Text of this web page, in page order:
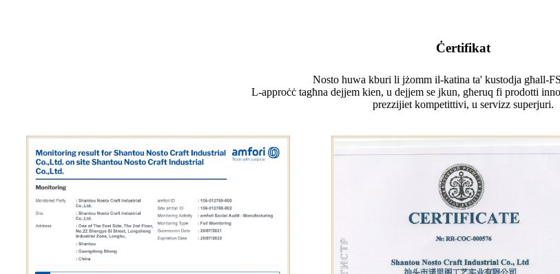
Ċertifikat
Nosto huwa kburi li jżomm il-katina ta' kustodja għall-
L-approċċ tagħna dejjem kien, u dejjem se jkun, għeruq fi prodotti
prezzijiet kompetittivi, u servizz superjuri.